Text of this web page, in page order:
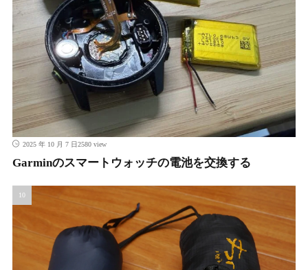
2025 年 10 月 7 日2580 view
Garminのスマートウォッチの電池を交換する